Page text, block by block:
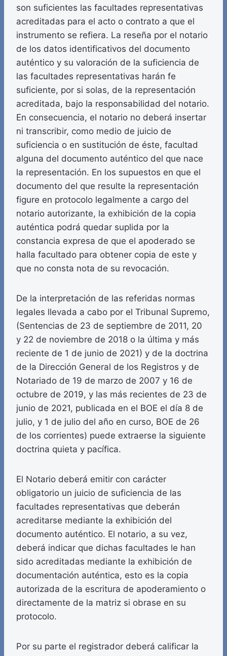
son suficientes las facultades representativas
acreditadas para el acto o contrato a que el
instrumento se refiera. La reseña por el notario
de los datos identificativos del documento
auténtico y su valoración de la suficiencia de
las facultades representativas harán fe
suficiente, por si solas, de la representación
acreditada, bajo la responsabilidad del notario.
En consecuencia, el notario no deberá insertar
ni transcribir, como medio de juicio de
suficiencia o en sustitución de éste, facultad
alguna del documento auténtico del que nace
la representación. En los supuestos en que el
documento del que resulte la representación
figure en protocolo legalmente a cargo del
notario autorizante, la exhibición de la copia
auténtica podrá quedar suplida por la
constancia expresa de que el apoderado se
halla facultado para obtener copia de este y
que no consta nota de su revocación.
De la interpretación de las referidas normas
legales llevada a cabo por el Tribunal Supremo,
(Sentencias de 23 de septiembre de 2011, 20
y 22 de noviembre de 2018 o la última y más
reciente de 1 de junio de 2021) y de la doctrina
de la Dirección General de los Registros y de
Notariado de 19 de marzo de 2007 y 16 de
octubre de 2019, y las más recientes de 23 de
junio de 2021, publicada en el BOE el día 8 de
julio, y 1 de julio del año en curso, BOE de 26
de los corrientes) puede extraerse la siguiente
doctrina quieta y pacífica.
El Notario deberá emitir con carácter
obligatorio un juicio de suficiencia de las
facultades representativas que deberán
acreditarse mediante la exhibición del
documento auténtico. El notario, a su vez,
deberá indicar que dichas facultades le han
sido acreditadas mediante la exhibición de
documentación auténtica, esto es la copia
autorizada de la escritura de apoderamiento o
directamente de la matriz si obrase en su
protocolo.
Por su parte el registrador deberá calificar la